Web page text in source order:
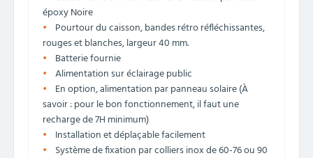
époxy Noire
Pourtour du caisson, bandes rétro réfléchissantes,
rouges et blanches, largeur 40 mm.
Batterie fournie
Alimentation sur éclairage public
En option, alimentation par panneau solaire (À
savoir : pour le bon fonctionnement, il faut une
recharge de 7H minimum)
Installation et déplaçable facilement
Système de fixation par colliers inox de 60-76 ou 90